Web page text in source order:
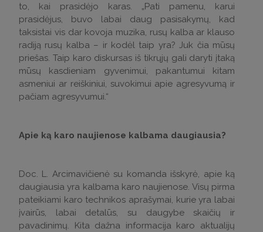
to, kai prasidėjo karas. „Pati pamenu, karui
prasidėjus, buvo labai daug pasisakymų, kad
taksistai vis dar kovoja muzika, rusų kalba ar klauso
radiją rusų kalba – ir kodėl taip yra? Juk čia mūsų
priešas. Taip karo diskursas iš tikrųjų gali daryti įtaką
mūsų kasdieniam gyvenimui, pakantumui kitam
asmeniui ar reiškiniui, suvokimui apie agresyvumą ir
pačiam agresyvumui.“
Apie ką karo naujienose kalbama daugiausia?
Doc. L. Arcimavičienė su komanda išskyrė, apie ką
daugiausia yra kalbama karo naujienose. Visų pirma
pateikiami karo technikos aprašymai, kurie yra labai
įvairūs, labai detalūs, su daugybe skaičių ir
pavadinimų. Kita dažna informacija karo aktualijų